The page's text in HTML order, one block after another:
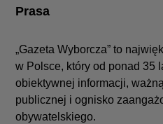
Prasa
„Gazeta Wyborcza” to
w Polsce, który od ponad 35
obiektywnej informacji,
publicznej i ognisko
obywatelskiego.